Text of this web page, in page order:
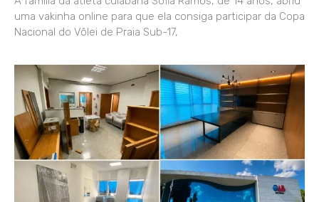
uma vakinha online para que ela consiga participar da Copa
Nacional do Vôlei de Praia Sub-17,